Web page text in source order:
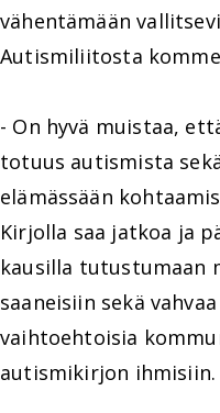
vähentämään
Autismiliitosta
- On hyvä muistaa,
totuus autismista
elämässään
Kirjolla saa jatkoa ja
kausilla tutustumaan
saaneisiin sekä
vaihtoehtoisia
autismikirjon ihmisiin.